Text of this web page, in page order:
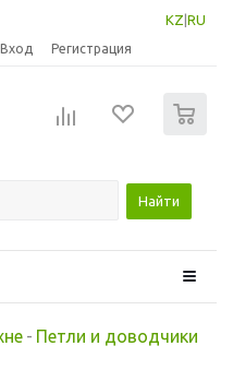
KZ RU
Вход Регистрация
Найти
- Петли и доводчики